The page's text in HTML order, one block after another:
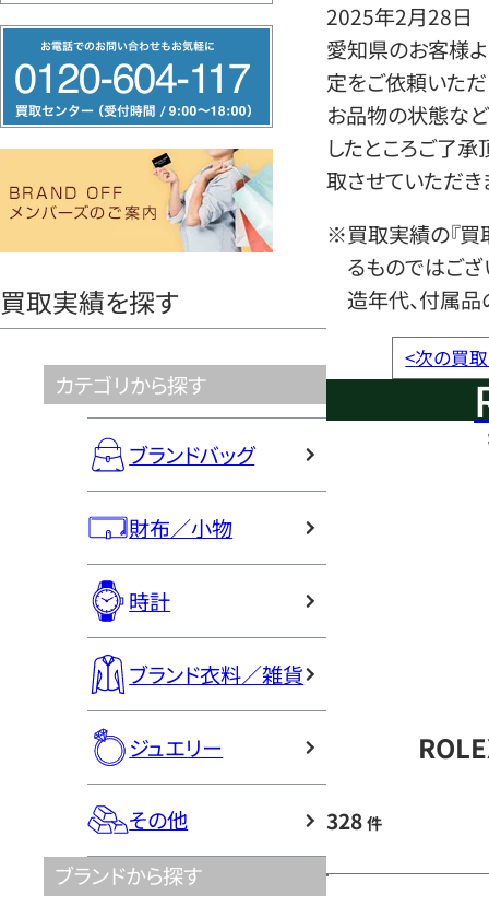
リ
ー
ヤ
買取実績を探す
カテゴリから探す
ブランドバッグ
財布／小物
時計
ブランド衣料／雑貨
ジュエリー
その他
ブランドから探す
2025年2月28日
愛知県のお客様
定をご依頼いただ
お品物の状態など
したところご了
取させていただき
※買取実績の『買
るものではござ
造年代、付属品
<次の買
328 件